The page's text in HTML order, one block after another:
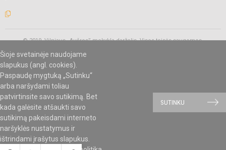
Šioje svetainėje naudojame
slapukus (angl. cookies).
Paspaudę mygtuką „Sutinku“
arba naršydami toliau
patvirtinsite savo sutikimą. Bet
kada galėsite atšaukti savo
sutikimą pakeisdami interneto
naršyklės nustatymus ir
ištrindami įrašytus slapukus.
SUTINKU
© 2019. Vilniaus „Aušros” mokykla-darželis. Visos teisės saugomos.
SVETAINESMOKYKLOMS.LT